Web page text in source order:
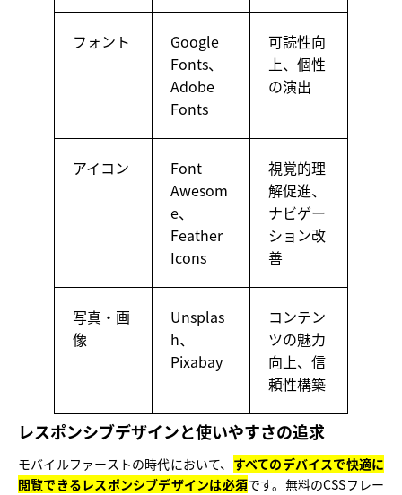
フォント
Google
Fonts、
Adobe
Fonts
可読性向
上、個性
の演出
アイコン
Font
Awesom
e、
Feather
Icons
視覚的理
解促進、
ナビゲー
ション改
善
写真・画
像
Unsplas
h、
Pixabay
コンテン
ツの魅力
向上、信
頼性構築
レスポンシブデザインと使いやすさの追求
モバイルファーストの時代において、 すべてのデバイスで快適に
閲覧できるレスポンシブデザインは必須です。無料のCSSフレー